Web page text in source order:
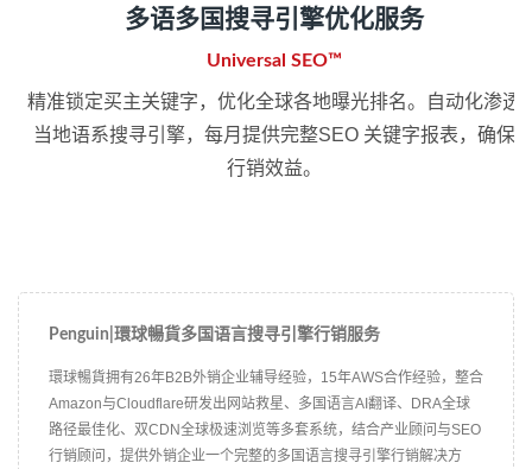
多语多国搜寻引擎优化服务
Universal SEO™
精准锁定买主关键字，优化全球各地曝光排名。自动化渗透
当地语系搜寻引擎，每月提供完整SEO 关键字报表，确保
行销效益。
Penguin|環球暢貨多国语言搜寻引擎行销服务
環球暢貨拥有26年B2B外销企业辅导经验，15年AWS合作经验，整合
Amazon与Cloudflare研发出网站救星、多国语言AI翻译、DRA全球
路径最佳化、双CDN全球极速浏览等多套系统，结合产业顾问与SEO
行销顾问，提供外销企业一个完整的多国语言搜寻引擎行销解决方